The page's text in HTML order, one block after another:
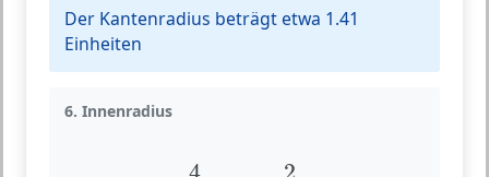
Der Kantenradius beträgt etwa 1.41
Einheiten
6. Innenradius
42 =0.82